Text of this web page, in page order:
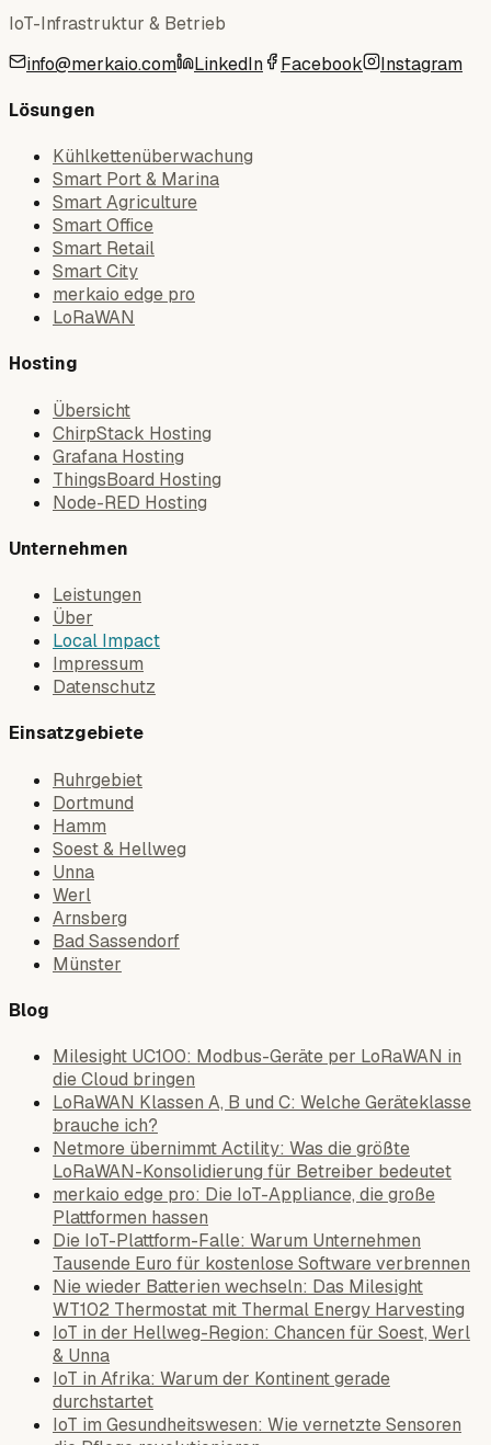
IoT-Infrastruktur & Betrieb
info@merkaio.com
LinkedIn Facebook Instagram
Lösungen
Kühlkettenüberwachung
Smart Port & Marina
Smart Agriculture
Smart Office
Smart Retail
Smart City
merkaio edge pro
LoRaWAN
Hosting
Übersicht
ChirpStack Hosting
Grafana Hosting
ThingsBoard Hosting
Node-RED Hosting
Unternehmen
Leistungen
Über
Local Impact
Impressum
Datenschutz
Einsatzgebiete
Ruhrgebiet
Dortmund
Hamm
Soest & Hellweg
Unna
Werl
Arnsberg
Bad Sassendorf
Münster
Blog
Milesight UC100: Modbus-Geräte per LoRaWAN in
die Cloud bringen
LoRaWAN Klassen A, B und C: Welche Geräteklasse
brauche ich?
Netmore übernimmt Actility: Was die größte
LoRaWAN-Konsolidierung für Betreiber bedeutet
merkaio edge pro: Die IoT-Appliance, die große
Plattformen hassen
Die IoT-Plattform-Falle: Warum Unternehmen
Tausende Euro für kostenlose Software verbrennen
Nie wieder Batterien wechseln: Das Milesight
WT102 Thermostat mit Thermal Energy Harvesting
IoT in der Hellweg-Region: Chancen für Soest, Werl
& Unna
IoT in Afrika: Warum der Kontinent gerade
durchstartet
IoT im Gesundheitswesen: Wie vernetzte Sensoren